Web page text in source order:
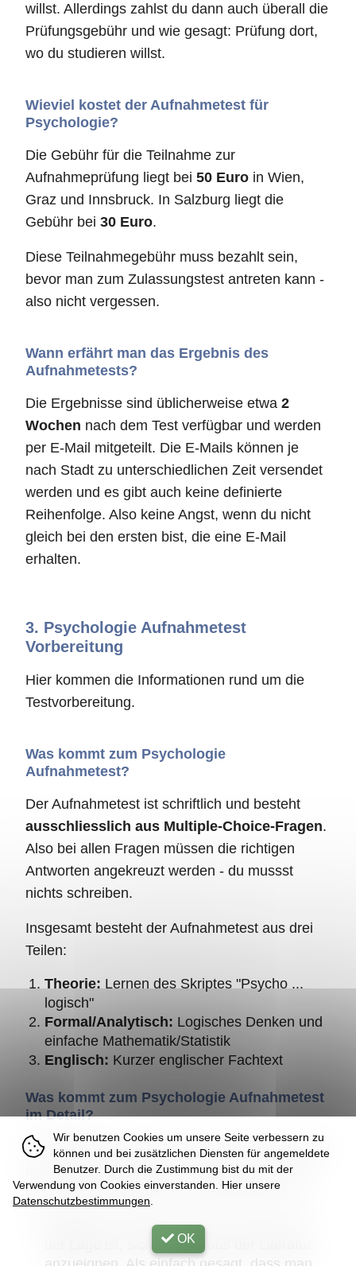
willst. Allerdings zahlst du dann auch überall die
Prüfungsgebühr und wie gesagt: Prüfung dort,
wo du studieren willst.
Wieviel kostet der Aufnahmetest für
Psychologie?
Die Gebühr für die Teilnahme zur
Aufnahmeprüfung liegt bei 50 Euro in Wien,
Graz und Innsbruck. In Salzburg liegt die
Gebühr bei 30 Euro.
Diese Teilnahmegebühr muss bezahlt sein,
bevor man zum Zulassungstest antreten kann -
also nicht vergessen.
Wann erfährt man das Ergebnis des
Aufnahmetests?
Die Ergebnisse sind üblicherweise etwa 2
Wochen nach dem Test verfügbar und werden
per E-Mail mitgeteilt. Die E-Mails können je
nach Stadt zu unterschiedlichen Zeit versendet
werden und es gibt auch keine definierte
Reihenfolge. Also keine Angst, wenn du nicht
gleich bei den ersten bist, die eine E-Mail
erhalten.
3. Psychologie Aufnahmetest
Vorbereitung
Hier kommen die Informationen rund um die
Testvorbereitung.
Was kommt zum Psychologie
Aufnahmetest?
Der Aufnahmetest ist schriftlich und besteht
ausschliesslich aus Multiple-Choice-Fragen.
Also bei allen Fragen müssen die richtigen
Antworten angekreuzt werden - du mussst
nichts schreiben.
Insgesamt besteht der Aufnahmetest aus drei
Teilen:
Theorie: Lernen des Skriptes "Psycho ...
logisch"
Formal/Analytisch: Logisches Denken und
einfache Mathematik/Statistik
Englisch: Kurzer englischer Fachtext
Was kommt zum Psychologie Aufnahmetest
im Detail?
Das Aufnahmeverfahren besteht aus einem Test
mit drei Teilen. Sehen wir uns diese drei Teile
der Aufnahmeprüfung nun etwas genauer an.
Hier geht es darum, dass man in
der Lage ist, sich Wissen aus der Literatur
Wir benutzen Cookies um unsere Seite verbessern zu
können und bei zusätzlichen Diensten für angemeldete
Benutzer. Durch die Zustimmung bist du mit der
Verwendung von Cookies einverstanden. Hier unsere
Datenschutzbestimmungen
OK